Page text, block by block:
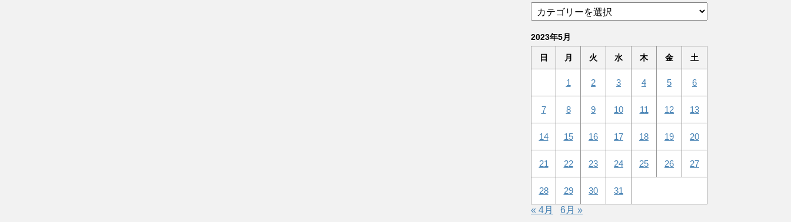
2023年5月
日 月 火 水 木 金 土
1 2 3 4 5 6
7 8 9 10 11 12 13
14 15 16 17 18 19 20
21 22 23 24 25 26 27
28 29 30
31
« 4月
6月 »